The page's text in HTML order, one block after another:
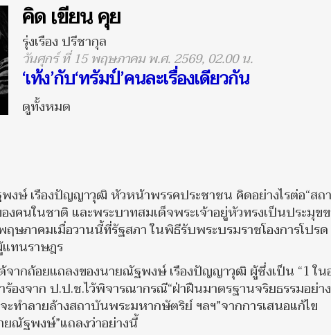
คิด เขียน คุย
รุ่งเรือง ปรีชากุล
วันศุกร์ ที่ 15 พฤษภาคม พ.ศ. 2569, 02.00 น.
‘เท้ง’กับ‘ทรัมป์’คนละเรื่องเดียวกัน
ดูทั้งหมด
งษ์ เรืองปัญญาวุฒิ หัวหน้าพรรคประชาชน คิดอย่างไรต่อ“สถ
คนในชาติ และพระบาทสมเด็จพระเจ้าอยู่หัวทรงเป็นประมุข
ฤษภาคมเมื่อวานนี้ที่รัฐสภา ในพิธีรับพระบรมราชโองการโปรด
แทนราษฎร
จากถ้อยแถลงของนายณัฐพงษ์ เรืองปัญญาวุฒิ ผู้ซึ่งเป็น “1 ใ
องจาก ป.ป.ช.ไว้พิจารณากรณี“ฝ่าฝืนมาตรฐานจริยธรรมอย่า
ทำลายล้างสถาบันพระมหากษัตริย์ ฯลฯ”จากการเสนอแก้ไข
ณัฐพงษ์”แถลงว่าอย่างนี้